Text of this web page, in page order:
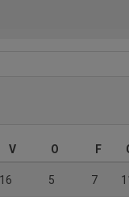
V O F
16 5 7